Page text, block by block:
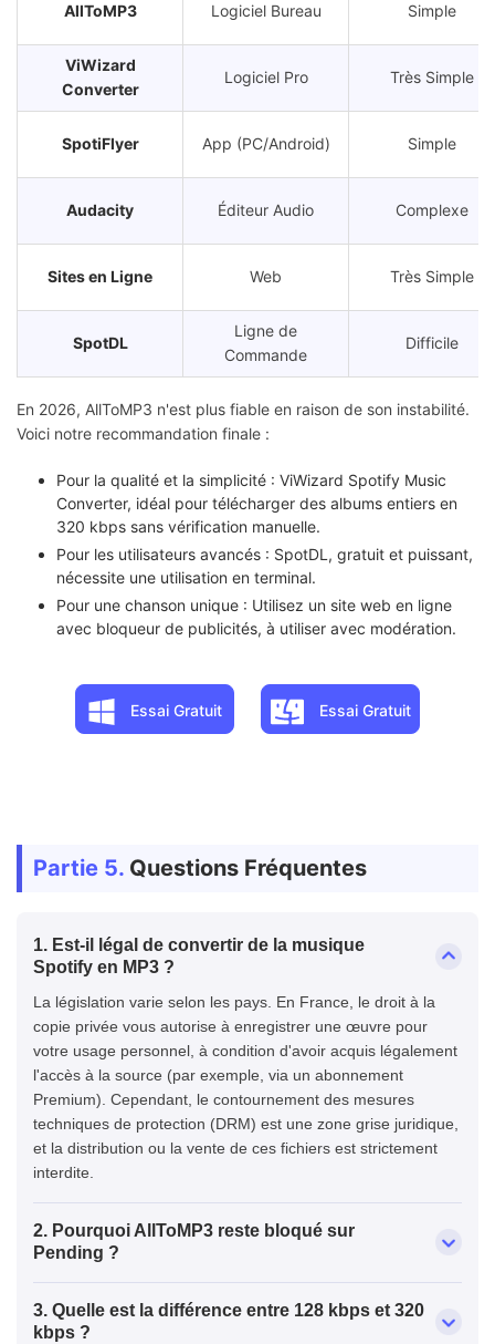
AllToMP3 Logiciel Bureau Simple
ViWizard
Converter
Logiciel Pro Très Simple
SpotiFlyer App (PC/Android) Simple
Audacity Éditeur Audio Complexe
Sites en Ligne Web Très Simple
SpotDL
Ligne de
Commande
Difficile
En 2026, AllToMP3 n'est plus fiable en raison de son instabilité.
Voici notre recommandation finale :
Pour la qualité et la simplicité : ViWizard Spotify Music
Converter, idéal pour télécharger des albums entiers en
320 kbps sans vérification manuelle.
Pour les utilisateurs avancés : SpotDL, gratuit et puissant,
nécessite une utilisation en terminal.
Pour une chanson unique : Utilisez un site web en ligne
avec bloqueur de publicités, à utiliser avec modération.
Essai Gratuit Essai Gratuit
Partie 5. Questions Fréquentes
1. Est-il légal de convertir de la musique
Spotify en MP3 ?
La législation varie selon les pays. En France, le droit à la
copie privée vous autorise à enregistrer une œuvre pour
votre usage personnel, à condition d'avoir acquis légalement
l'accès à la source (par exemple, via un abonnement
Premium). Cependant, le contournement des mesures
techniques de protection (DRM) est une zone grise juridique,
et la distribution ou la vente de ces fichiers est strictement
interdite.
2. Pourquoi AllToMP3 reste bloqué sur
Pending ?
3. Quelle est la différence entre 128 kbps et 320
kbps ?